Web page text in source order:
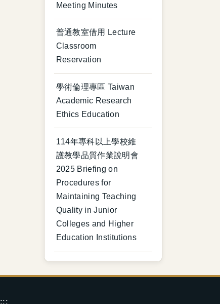
Meeting Minutes
普通教室借用 Lecture
Classroom
Reservation
學術倫理專區 Taiwan
Academic Research
Ethics Education
114年專科以上學校維
護教學品質作業說明會
2025 Briefing on
Procedures for
Maintaining Teaching
Quality in Junior
Colleges and Higher
Education Institutions
:::